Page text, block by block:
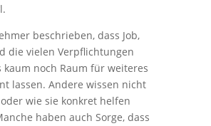
beschrieben, dass Job,
die vielen Verpflichtungen
kaum noch Raum für weiteres
lassen. Andere wissen nicht
wie sie konkret helfen
haben auch Sorge, dass